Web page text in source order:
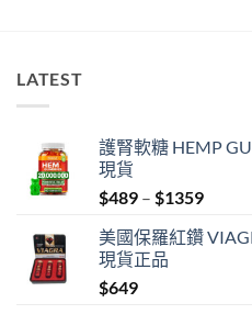
LATEST
護腎軟糖 HEMP
現貨
$489 – $1359Price
$489
美國保羅紅鑽
現貨正品
$649